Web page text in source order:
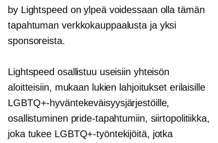
by Lightspeed on ylpeä voidessaan olla tämän
tapahtuman verkkokauppaalusta ja yksi
sponsoreista.
Lightspeed osallistuu useisiin yhteisön
aloitteisiin, mukaan lukien lahjoitukset erilaisille
LGBTQ+-hyväntekeväisyysjärjestöille,
osallistuminen pride-tapahtumiin, siirtopolitiikka,
joka tukee LGBTQ+-työntekijöitä, jotka